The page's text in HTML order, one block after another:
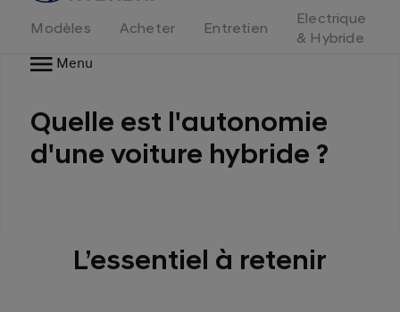
d'accueil
Modèles Acheter Entretien
Electrique
& Hybride
Menu
Quelle est l'autonomie
d'une voiture hybride ?
L’essentiel à retenir